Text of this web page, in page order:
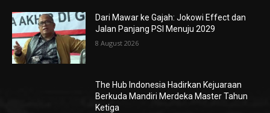
Dari Mawar ke Gajah: Jokowi Effect dan
Jalan Panjang PSI Menuju 2029
8 August 2026
The Hub Indonesia Hadirkan Kejuaraan
Berkuda Mandiri Merdeka Master Tahun
Ketiga